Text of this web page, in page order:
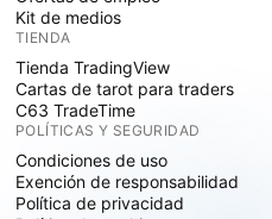
Kit de medios
TIENDA
Tienda TradingView
Cartas de tarot para traders
C63 TradeTime
POLÍTICAS Y SEGURIDAD
Condiciones de uso
Exención de responsabilidad
Política de privacidad